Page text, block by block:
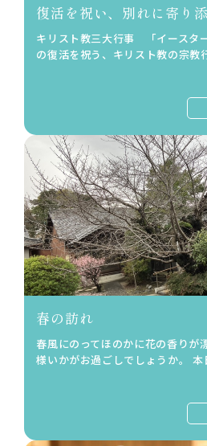
復活を祝い、別れに寄り
キリスト教三大行事 「イース
の復活を祝う、キリスト教の宗
春の訪れ
春風にのってほのかに花の香りが
様いかがお過ごしでしょうか。